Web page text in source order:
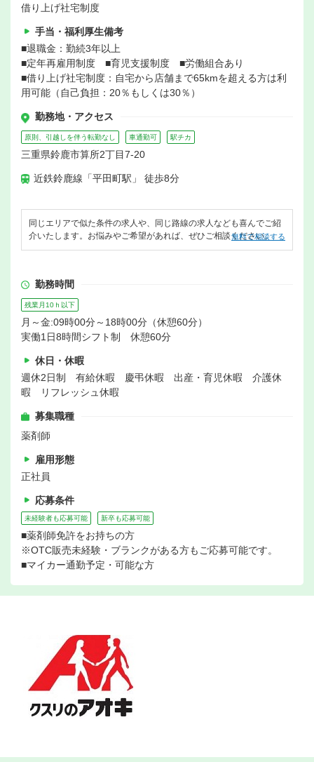
借り上げ社宅制度
手当・福利厚生備考
■退職金：勤続3年以上
■定年再雇用制度 ■育児支援制度 ■労働組合あり
■借り上げ社宅制度：自宅から店舗まで65kmを超える方は利
用可能（自己負担：20％もしくは30％）
勤務地・アクセス
原則、引越しを伴う転勤なし 車通勤可 駅チカ
三重県鈴鹿市算所2丁目7-20
近鉄鈴鹿線「平田町駅」 徒歩8分
同じエリアで似た条件の求人や、同じ路線の求人なども喜んでご紹
介いたします。お悩みやご希望があれば、ぜひご相談ください。
無料で相談する
勤務時間
残業月10ｈ以下
月～金:09時00分～18時00分（休憩60分）
実働1日8時間シフト制 休憩60分
休日・休暇
週休2日制 有給休暇 慶弔休暇 出産・育児休暇 介護休
暇 リフレッシュ休暇
募集職種
薬剤師
雇用形態
正社員
応募条件
未経験者も応募可能 新卒も応募可能
■薬剤師免許をお持ちの方
※OTC販売未経験・ブランクがある方もご応募可能です。
■マイカー通勤予定・可能な方